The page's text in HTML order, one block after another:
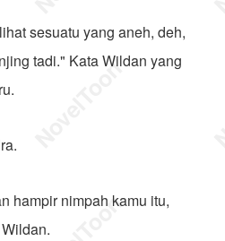
sesuatu yang aneh, deh,
tadi." Kata Wildan yang
hampir nimpah kamu itu,